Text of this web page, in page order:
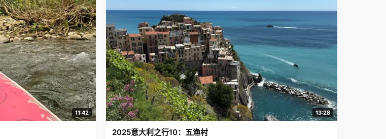
11:42 13:28
2025意大利之行10：五渔村